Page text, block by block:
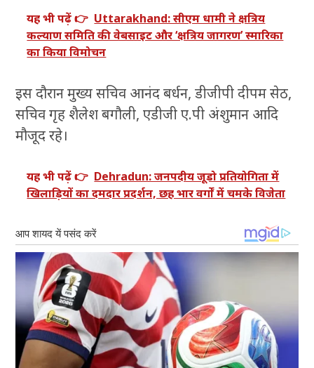
यह भी पढ़ें 👉 Uttarakhand: सीएम धामी ने क्षत्रिय
कल्याण समिति की वेबसाइट और ‘क्षत्रिय जागरण’ स्मारिका
का किया विमोचन
इस दौरान मुख्य सचिव आनंद बर्धन, डीजीपी दीपम सेठ,
सचिव गृह शैलेश बगौली, एडीजी ए.पी अंशुमान आदि
मौजूद रहे।
यह भी पढ़ें 👉 Dehradun: जनपदीय जूडो प्रतियोगिता में
खिलाड़ियों का दमदार प्रदर्शन, छह भार वर्गों में चमके विजेता